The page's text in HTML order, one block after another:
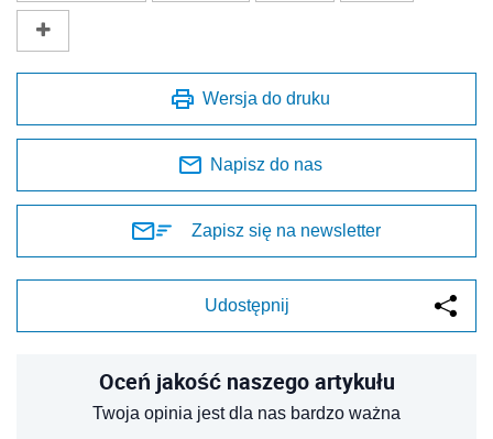
Wersja do druku
Napisz do nas
Zapisz się na newsletter
Udostępnij
Oceń jakość naszego artykułu
Twoja opinia jest dla nas bardzo ważna